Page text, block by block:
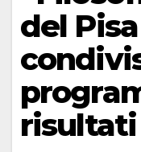
del Pisa
risultati